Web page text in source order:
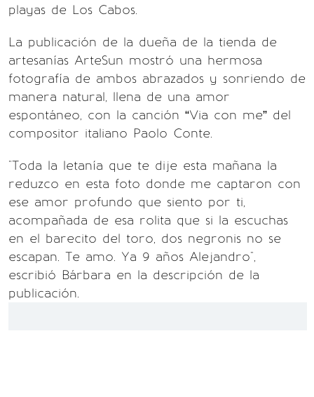
playas de Los Cabos.
La publicación de la dueña de la tienda de
artesanías ArteSun mostró una hermosa
fotografía de ambos abrazados y sonriendo de
manera natural, llena de una amor
espontáneo, con la canción “Via con me” del
compositor italiano Paolo Conte.
"Toda la letanía que te dije esta mañana la
reduzco en esta foto donde me captaron con
ese amor profundo que siento por ti,
acompañada de esa rolita que si la escuchas
en el barecito del toro, dos negronis no se
escapan. Te amo. Ya 9 años Alejandro",
escribió Bárbara en la descripción de la
publicación.